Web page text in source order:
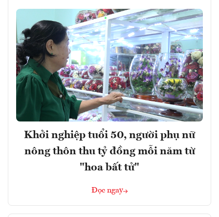
Khởi nghiệp tuổi 50, người phụ nữ
nông thôn thu tỷ đồng mỗi năm từ
"hoa bất tử"
Đọc ngay